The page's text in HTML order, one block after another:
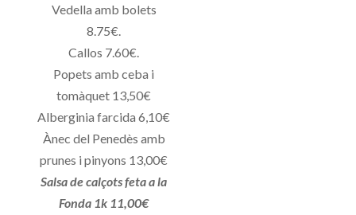
Vedella amb bolets
8.75€.
Callos 7.60€.
Popets amb ceba i
tomàquet 13,50€
Alberginia farcida 6,10€
Ànec del Penedès amb
prunes i pinyons 13,00€
Salsa de calçots feta a la
Fonda 1k 11,00€